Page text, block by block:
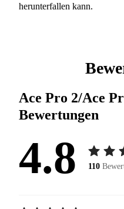
herunterfallen kann.
Ace Pro 2/Ace
Bewertungen
4.8 110